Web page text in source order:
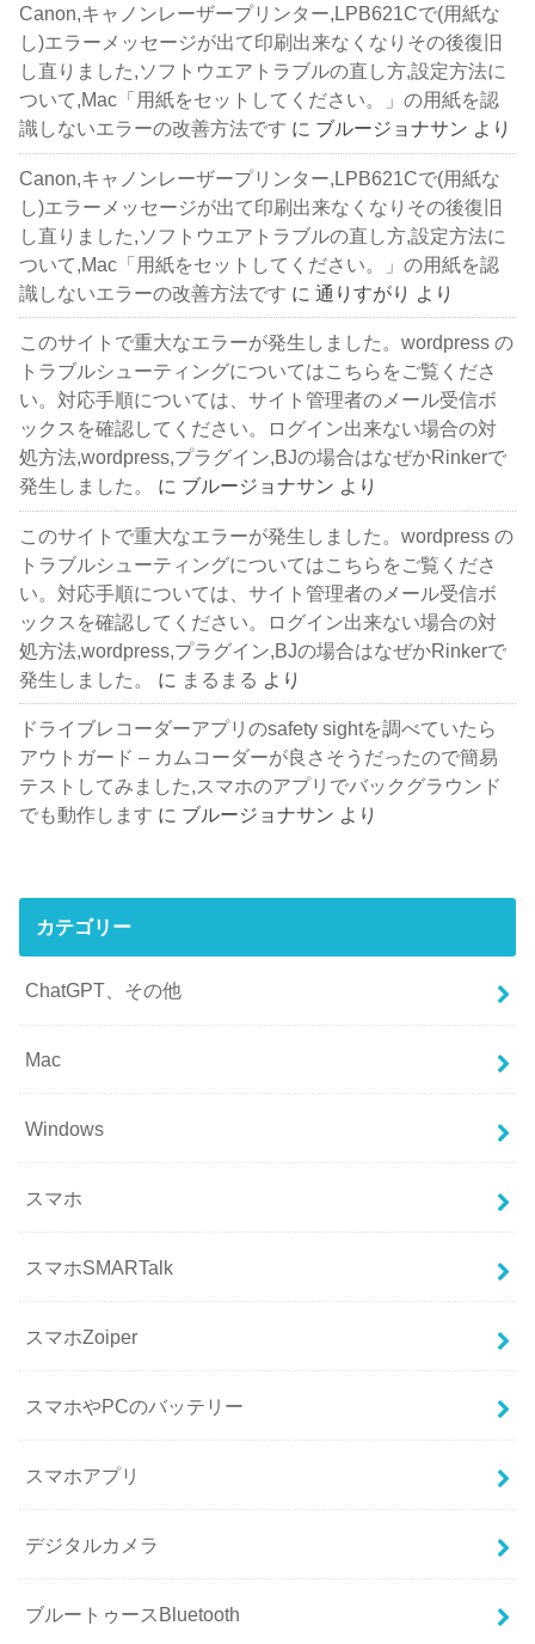
Canon,キャノンレーザープリンター,LPB621Cで(用紙な
し)エラーメッセージが出て印刷出来なくなりその後復旧
し直りました,ソフトウエアトラブルの直し方,設定方法に
ついて,Mac「用紙をセットしてください。」の用紙を認
識しないエラーの改善方法です に ブルージョナサン より
Canon,キャノンレーザープリンター,LPB621Cで(用紙な
し)エラーメッセージが出て印刷出来なくなりその後復旧
し直りました,ソフトウエアトラブルの直し方,設定方法に
ついて,Mac「用紙をセットしてください。」の用紙を認
識しないエラーの改善方法です に通りすがり より
このサイトで重大なエラーが発生しました。wordpress の
トラブルシューティングについてはこちらをご覧くださ
い。対応手順については、サイト管理者のメール受信ボ
ックスを確認してください。ログイン出来ない場合の対
処方法,wordpress,プラグイン,BJの場合はなぜかRinkerで
発生しました。
に ブルージョナサン より
このサイトで重大なエラーが発生しました。wordpress の
トラブルシューティングについてはこちらをご覧くださ
い。対応手順については、サイト管理者のメール受信ボ
ックスを確認してください。ログイン出来ない場合の対
処方法,wordpress,プラグイン,BJの場合はなぜかRinkerで
発生しました。
に まるまる より
ドライブレコーダーアプリのsafety sightを調べていたら
アウトガード – カムコーダーが良さそうだったので簡易
テストしてみました,スマホのアプリでバックグラウンド
でも動作します に ブルージョナサン より
カテゴリー
ChatGPT、その他
Mac
Windows
スマホ
スマホSMARTalk
スマホZoiper
スマホやPCのバッテリー
スマホアプリ
デジタルカメラ
ブルートゥースBluetooth